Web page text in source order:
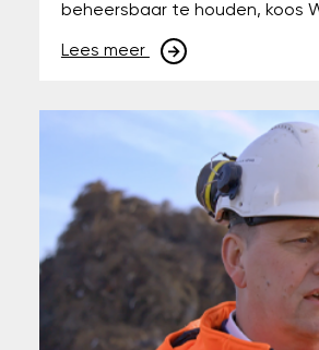
beheersbaar te houden, koos
Lees meer